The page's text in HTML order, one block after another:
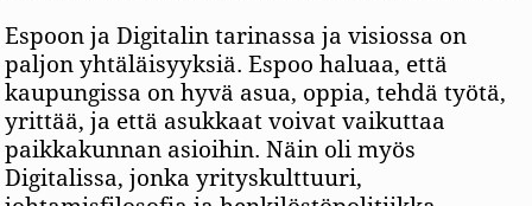
Espoon ja Digitalin tarinassa ja visiossa on
paljon yhtäläisyyksiä. Espoo haluaa, että
kaupungissa on hyvä asua, oppia, tehdä työtä,
yrittää, ja että asukkaat voivat vaikuttaa
paikkakunnan asioihin. Näin oli myös
Digitalissa, jonka yrityskulttuuri,